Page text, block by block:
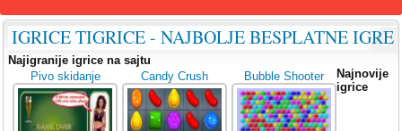
IGRICE TIGRICE - NAJBOLJE BESPLATNE IGRE
Najigranije igrice na sajtu
Pivo skidanje
Candy Crush Bubble Shooter
Najnovije
igrice